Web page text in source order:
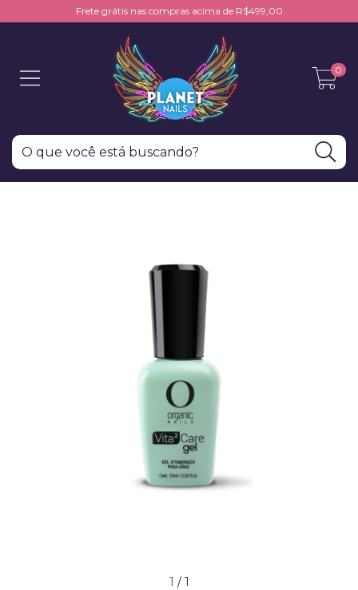
Frete grátis nas compras acima de R$499,00
0
1 / 1